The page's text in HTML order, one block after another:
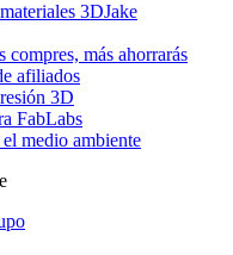
3DJake
compres, más ahorrarás
afiliados
3D
FabLabs
medio ambiente